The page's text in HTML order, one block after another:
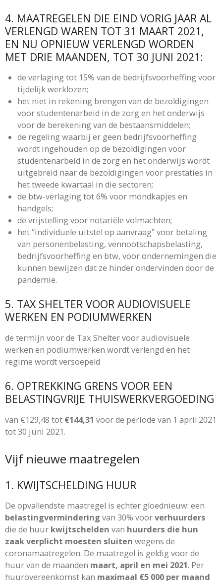
4. MAATREGELEN DIE EIND VORIG JAAR AL
VERLENGD WAREN TOT 31 MAART 2021,
EN NU OPNIEUW VERLENGD WORDEN
MET DRIE MAANDEN, TOT 30 JUNI 2021:
de verlaging tot 15% van de bedrijfsvoorheffing voor
tijdelijk werklozen;
het niet in rekening brengen van de bezoldigingen
voor studentenarbeid in de zorg en het onderwijs
voor de berekening van de bestaansmiddelen;
de regeling waarbij er geen bedrijfsvoorheffing
wordt ingehouden op de bezoldigingen voor
studentenarbeid in de zorg en het onderwijs wordt
uitgebreid naar de bezoldigingen voor prestaties in
het tweede kwartaal in die sectoren;
de btw-verlaging tot 6% voor mondkapjes en
handgels;
de vrijstelling voor notariële volmachten;
het “individuele uitstel op aanvraag” voor betaling
van personenbelasting, vennootschapsbelasting,
bedrijfsvoorheffing en btw, voor ondernemingen die
kunnen bewijzen dat ze hinder ondervinden door de
pandemie.
5. TAX SHELTER VOOR AUDIOVISUELE
WERKEN EN PODIUMWERKEN
de termijn voor de Tax Shelter voor audiovisuele
werken en podiumwerken wordt verlengd en het
regime wordt versoepeld
6. OPTREKKING GRENS VOOR EEN
BELASTINGVRIJE THUISWERKVERGOEDING
van €129,48 tot €144,31 voor de periode van 1 april 2021
tot 30 juni 2021.
Vijf nieuwe maatregelen
1. KWIJTSCHELDING HUUR
De opvallendste maatregel is echter gloednieuw: een
belastingvermindering van 30% voorverhuurders
die de huur kwijtschelden van huurders die hun
zaak verplicht moesten sluiten wegens de
coronamaatregelen. De maatregel is geldig voor de
huur van de maanden maart, april en mei 2021. Per
huurovereenkomst kan maximaal €5 000 per maand